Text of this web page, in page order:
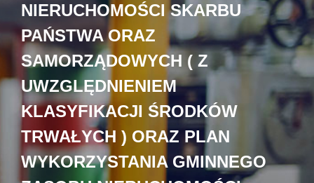
NIERUCHOMOŚCI SKARBU
PAŃSTWA ORAZ
SAMORZĄDOWYCH ( Z
UWZGLĘDNIENIEM
KLASYFIKACJI ŚRODKÓW
TRWAŁYCH ) ORAZ PLAN
WYKORZYSTANIA GMINNEGO